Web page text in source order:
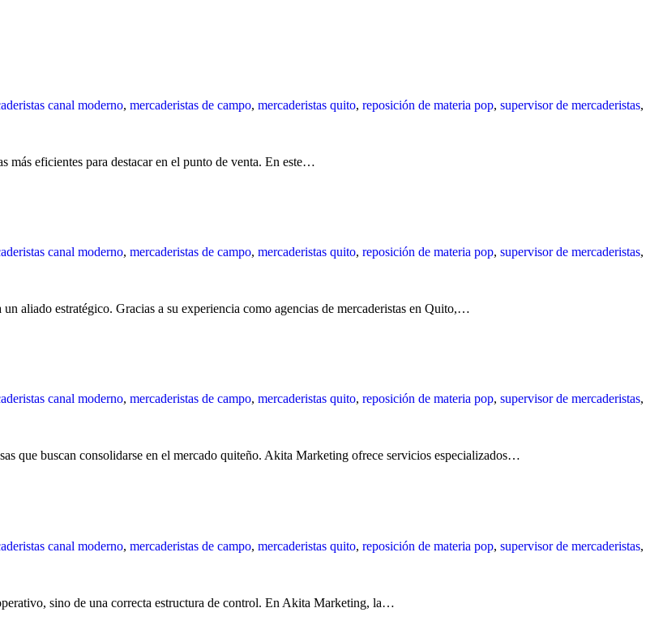
canal moderno, mercaderistas de campo, mercaderistas quito, reposición de materia pop, supervisor de mercaderistas,
más eficientes para destacar en el punto de venta. En este…
canal moderno, mercaderistas de campo, mercaderistas quito, reposición de materia pop, supervisor de mercaderistas,
aliado estratégico. Gracias a su experiencia como agencias de mercaderistas en Quito,…
canal moderno, mercaderistas de campo, mercaderistas quito, reposición de materia pop, supervisor de mercaderistas,
que buscan consolidarse en el mercado quiteño. Akita Marketing ofrece servicios especializados…
canal moderno, mercaderistas de campo, mercaderistas quito, reposición de materia pop, supervisor de mercaderistas,
sino de una correcta estructura de control. En Akita Marketing, la…